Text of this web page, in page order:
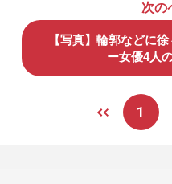
次の
【写真】輪郭などに
ー女優4人
1